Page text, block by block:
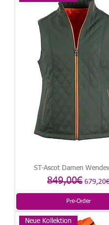
ST-Ascot Damen
Regular Price
849,00€ Sale
Pre-Order
Neue Kollektion